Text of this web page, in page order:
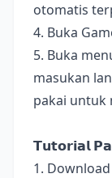
otomatis
4. Buka
5. Buka
masukan
pakai untuk
𝗧𝘂𝘁𝗼𝗿𝗶𝗮𝗹
1.